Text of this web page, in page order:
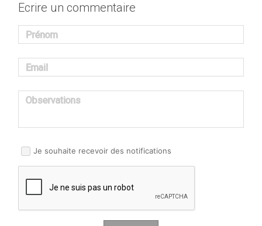
Ecrire un commentaire
Prénom
Email
Observations
Je souhaite recevoir des notifications